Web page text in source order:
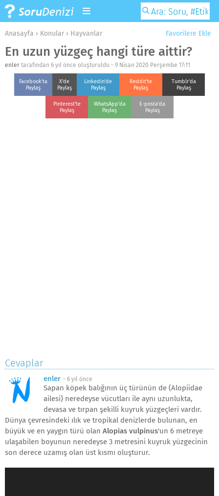
Favorilere Ekle
Anasayfa › Konular › Hayvanlar
En uzun yüzgeç hangi türe aittir?
enler tarafından 6 yıl önce oluşturuldu - 9 Nisan 2020 Perşembe 17:11
Facebook'ta
Paylaş
X'de
Paylaş
Linkedin'de
Paylaş
Reddit'te
Paylaş
Tumblr'da
Paylaş
Pinterest'te
Paylaş
WhatsApp'da
Paylaş
E-posta'da
Paylaş
Cevaplar
enler - 6 yıl önce
Sapan köpek balığının üç türünün de (Alopiidae
ailesi) neredeyse vücutları ile aynı uzunlukta,
devasa ve tırpan şekilli kuyruk yüzgeçleri vardır.
Dünya çevresindeki ılık ve tropikal denizlerde bulunan, en
büyük ve en yaygın türü olan Alopias vulpinus'un 6 metreye
ulaşabilen boyunun neredeyse 3 metresini kuyruk yüzgecinin
son derece uzamış olan üst kısmı oluşturur.